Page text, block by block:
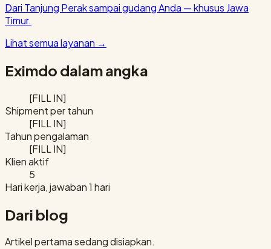
Dari Tanjung Perak sampai gudang Anda — khusus Jawa
Timur.
Lihat semua layanan →
Eximdo dalam angka
[FILL IN]
Shipment per tahun
[FILL IN]
Tahun pengalaman
[FILL IN]
Klien aktif
5
Hari kerja, jawaban 1 hari
Dari blog
Artikel pertama sedang disiapkan.